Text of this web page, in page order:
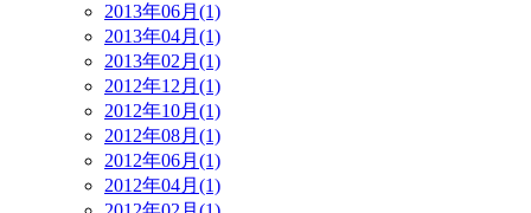
2013年06月(1)
2013年04月(1)
2013年02月(1)
2012年12月(1)
2012年10月(1)
2012年08月(1)
2012年06月(1)
2012年04月(1)